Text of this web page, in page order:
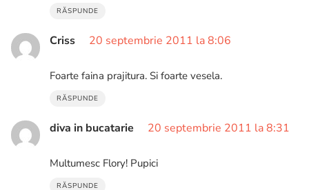
RĂSPUNDE
Criss 20 septembrie 2011 la 8:06
Foarte faina prajitura. Si foarte vesela.
RĂSPUNDE
diva in bucatarie 20 septembrie 2011 la 8:31
Multumesc Flory! Pupici
RĂSPUNDE